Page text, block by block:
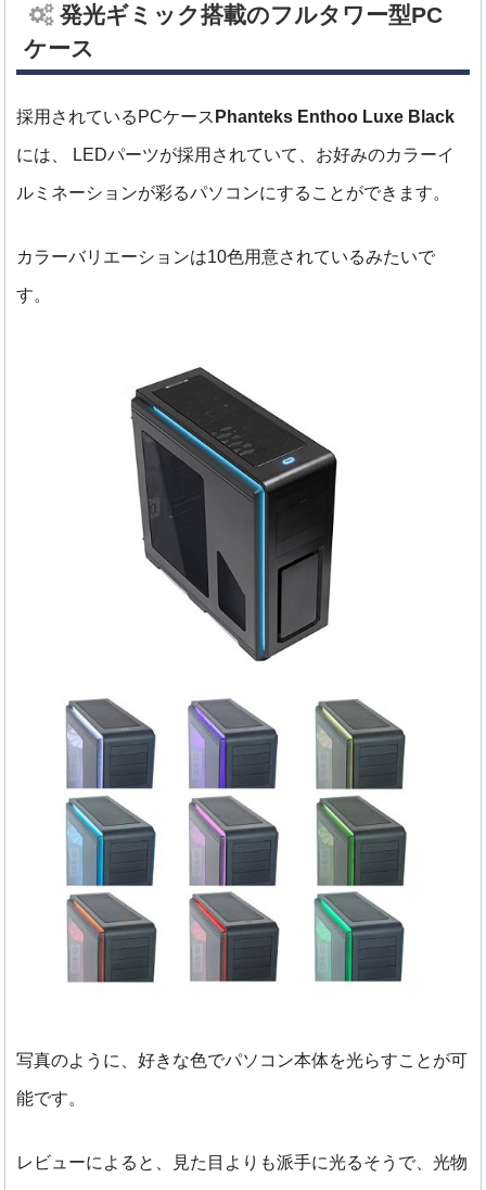
発光ギミック搭載のフルタワー型PC
ケース
採用されているPCケース Phanteks Enthoo Luxe Black
には、 LEDパーツが採用されていて、お好みのカラーイ
ルミネーションが彩るパソコンにすることができます。
カラーバリエーションは10色用意されているみたいで
す。
写真のように、好きな色でパソコン本体を光らすことが可
能です。
レビューによると、見た目よりも派手に光るそうで、光物